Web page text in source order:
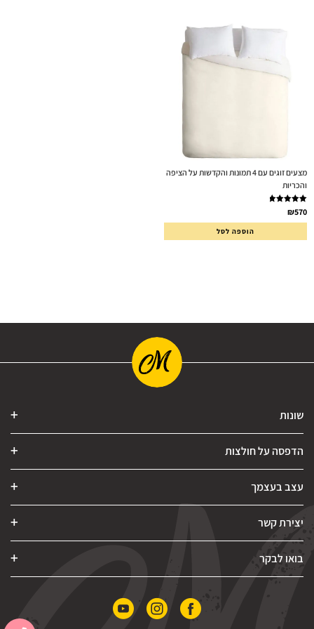
מצעים זוגים עם 4 תמונות והקדשות על הציפה
והכריות
דורג5.00
₪570
הוספה לסל
שונות
הדפסה על חולצות
עצב בעצמך
יצירת קשר
בואו לבקר